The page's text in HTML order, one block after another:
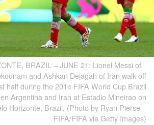
BRAZIL – JUNE 21: Lionel Messi of
and Ashkan Dejagah of Iran walk off
half during the 2014 FIFA World Cup Brazil
Argentina and Iran at Estadio Mineirao on
Horizonte, Brazil. (Photo by Ryan Pierse –
FIFA/FIFA via Getty Images)